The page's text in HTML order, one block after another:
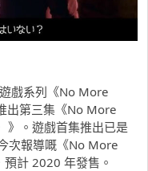
戲系列《No More
出第三集《No More
》。遊戲首集推出已是
次報導嘅《No More
計 2020 年發售。